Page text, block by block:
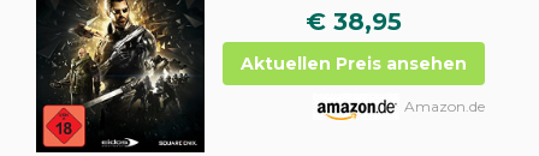
€ 38,95
Aktuellen Preis ansehen
Amazon.de